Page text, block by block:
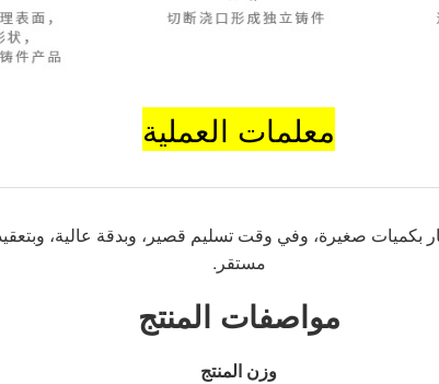
معلمات العملية
صغيرة، وفي وقت تسليم قصير، وبدقة عالية،
مستقر.
مواصفات المنتج
وزن المنتج